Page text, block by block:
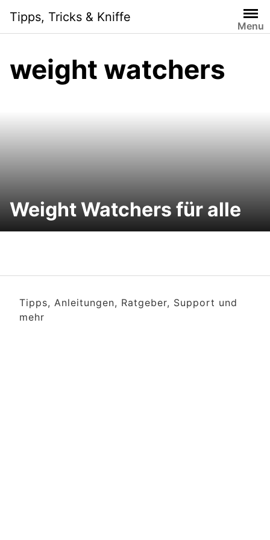
content
Tipps, Tricks & Kniffe
Menu
weight watchers
Weight Watchers für alle
Tipps, Anleitungen, Ratgeber, Support und
mehr